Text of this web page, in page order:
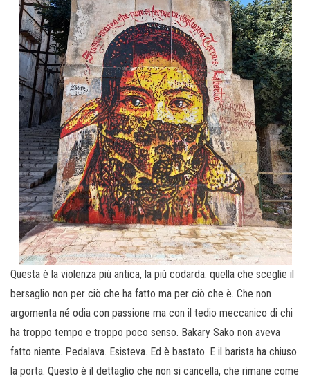
Questa è la violenza più antica, la più codarda: quella che sceglie il
bersaglio non per ciò che ha fatto ma per ciò che è. Che non
argomenta né odia con passione ma con il tedio meccanico di chi
ha troppo tempo e troppo poco senso. Bakary Sako non aveva
fatto niente. Pedalava. Esisteva. Ed è bastato. E il barista ha chiuso
la porta. Questo è il dettaglio che non si cancella, che rimane come